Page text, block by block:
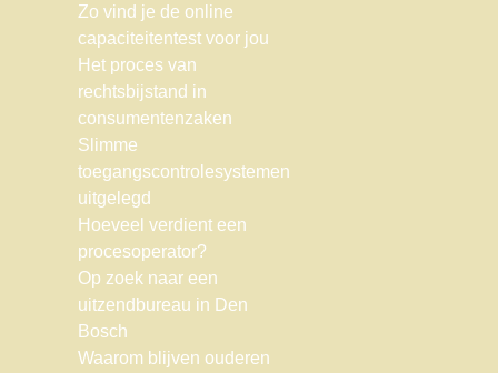
Zo vind je de online
capaciteitentest voor jou
Het proces van
rechtsbijstand in
consumentenzaken
Slimme
toegangscontrolesystemen
uitgelegd
Hoeveel verdient een
procesoperator?
Op zoek naar een
uitzendbureau in Den
Bosch
Waarom blijven ouderen